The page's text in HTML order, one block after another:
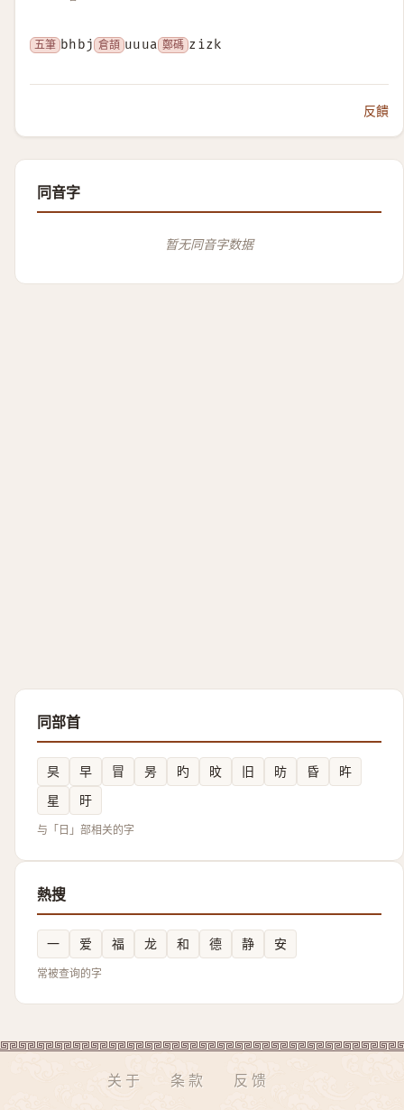
五筆 bhbj 倉頡 uuua 鄭碼 zizk
反饋
同音字
暂无同音字数据
同部首
旲 早 冒 昘 旳 旼 旧 昉 昏
旿
星
旴
与「日」部相关的字
熱搜
一 爱 福 龙 和 德 静 安
常被查询的字
关于 条款 反馈